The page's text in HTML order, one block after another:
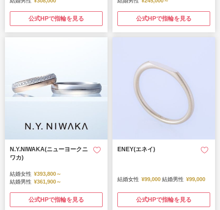
公式HPで指輪を見る 公式HPで指輪を見る
N.Y.NIWAKA(ニューヨークニ
ワカ)
結婚女性 ¥393,800～
結婚男性 ¥361,900～
公式HPで指輪を見る
ENEY(エネイ)
結婚女性 ¥99,000 結婚男性 ¥99,000
公式HPで指輪を見る